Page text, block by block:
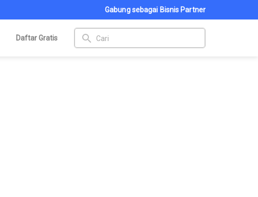
Gabung sebagai Bisnis Partner
Daftar Gratis search